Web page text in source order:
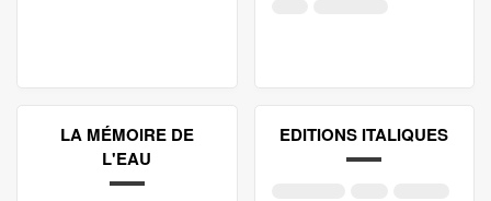
LA MÉMOIRE DE
L'EAU
EDITIONS ITALIQUES